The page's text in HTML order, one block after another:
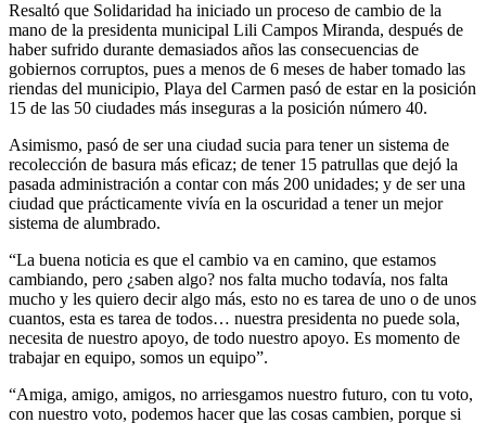
Resaltó que Solidaridad ha iniciado un proceso de cambio de la
mano de la presidenta municipal Lili Campos Miranda, después de
haber sufrido durante demasiados años las consecuencias de
gobiernos corruptos, pues a menos de 6 meses de haber tomado las
riendas del municipio, Playa del Carmen pasó de estar en la posición
15 de las 50 ciudades más inseguras a la posición número 40.
Asimismo, pasó de ser una ciudad sucia para tener un sistema de
recolección de basura más eficaz; de tener 15 patrullas que dejó la
pasada administración a contar con más 200 unidades; y de ser una
ciudad que prácticamente vivía en la oscuridad a tener un mejor
sistema de alumbrado.
“La buena noticia es que el cambio va en camino, que estamos
cambiando, pero ¿saben algo? nos falta mucho todavía, nos falta
mucho y les quiero decir algo más, esto no es tarea de uno o de unos
cuantos, esta es tarea de todos… nuestra presidenta no puede sola,
necesita de nuestro apoyo, de todo nuestro apoyo. Es momento de
trabajar en equipo, somos un equipo”.
“Amiga, amigo, amigos, no arriesgamos nuestro futuro, con tu voto,
con nuestro voto, podemos hacer que las cosas cambien, porque si